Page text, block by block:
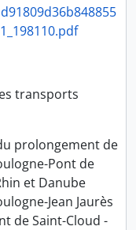
transports
prolongement de
Pont de
et Danube
Jean Jaurès
de Saint-Cloud -